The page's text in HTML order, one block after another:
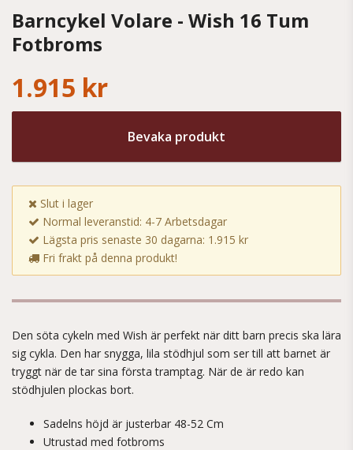
Barncykel Volare - Wish 16 Tum
Fotbroms
1.915 kr
Bevaka produkt
Slut i lager
Normal leveranstid: 4-7 Arbetsdagar
Lägsta pris senaste 30 dagarna: 1.915 kr
Fri frakt på denna produkt!
Den söta cykeln med Wish är perfekt när ditt barn precis ska lära
sig cykla. Den har snygga, lila stödhjul som ser till att barnet är
tryggt när de tar sina första tramptag. När de är redo kan
stödhjulen plockas bort.
Sadelns höjd är justerbar 48-52 Cm
Utrustad med fotbroms